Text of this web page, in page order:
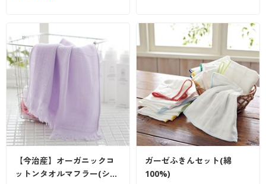
【今治産】オーガニックコ
ットンタオルマフラー(シ…
ガーゼふきんセット(綿
100%)